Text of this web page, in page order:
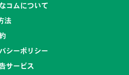
コムについて
法
シーポリシー
サービス